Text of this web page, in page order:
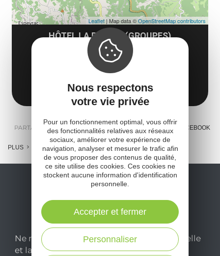
HÔTEL LA RIVIÈRE (GROUPES)
60 Avenue du Pont de Truyère
12140 Entraygues-sur-Truyère
Obtenir l'itinéraire
Leaflet| Map data ©OpenStreetMap contributors
PARTAGER : E-MAIL MESSENGER FACEBOOK
PLUS
Ne manquez pas notre newsletter mensuelle
et laissez-vous inspirer pour profiter
Nous respectons
votre vie privée
Pour un fonctionnement optimal, vous offrir
des fonctionnalités relatives aux réseaux
sociaux, améliorer votre expérience de
navigation, analyser et mesurer le trafic afin
de vous proposer des contenus de qualité,
ce site utilise des cookies. Ces cookies ne
stockent aucune information d'identification
personnelle.
Personnaliser
Accepter et fermer